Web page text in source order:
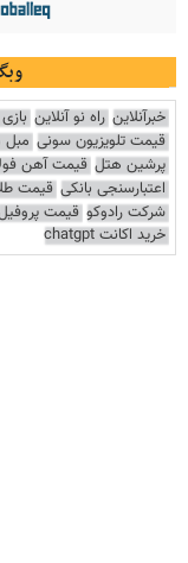
خبرآنلاین راه نو آنلاین
قیمت تلویزیون سونی مبل
پرشین هتل قیمت آهن
اعتبارسنجی بانکی قیمت
شرکت رادوکو قیمت
خرید اکانت chatgpt